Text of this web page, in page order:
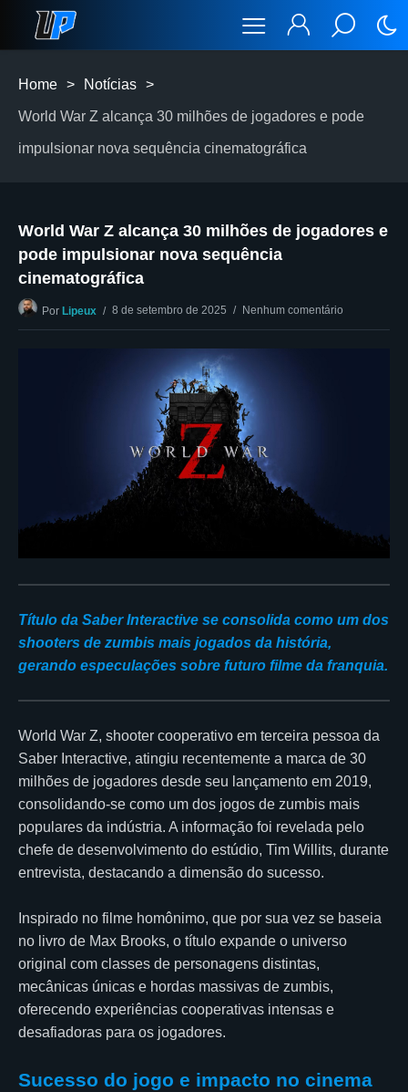
Home > Notícias >
World War Z alcança 30 milhões de jogadores e pode
impulsionar nova sequência cinematográfica
World War Z alcança 30 milhões de jogadores e
pode impulsionar nova sequência
cinematográfica
Por Lipeux 8 de setembro de 2025 Nenhum comentário
Título da Saber Interactive se consolida como um dos
shooters de zumbis mais jogados da história,
gerando especulações sobre futuro filme da franquia.
World War Z, shooter cooperativo em terceira pessoa da
Saber Interactive, atingiu recentemente a marca de 30
milhões de jogadores desde seu lançamento em 2019,
consolidando-se como um dos jogos de zumbis mais
populares da indústria. A informação foi revelada pelo
chefe de desenvolvimento do estúdio, Tim Willits, durante
entrevista, destacando a dimensão do sucesso.
Inspirado no filme homônimo, que por sua vez se baseia
no livro de Max Brooks, o título expande o universo
original com classes de personagens distintas,
mecânicas únicas e hordas massivas de zumbis,
oferecendo experiências cooperativas intensas e
desafiadoras para os jogadores.
Sucesso do jogo e impacto no cinema